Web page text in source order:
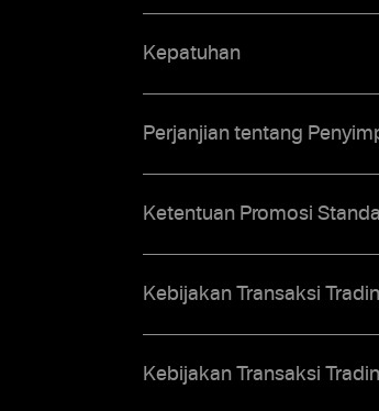
Kepatuhan
Perjanjian tentang
Ketentuan Promosi
Kebijakan Transaksi
Kebijakan Transaksi